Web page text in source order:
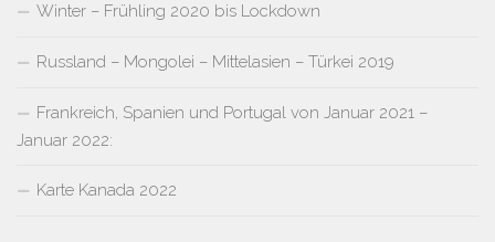
Winter – Frühling 2020 bis Lockdown
Russland – Mongolei – Mittelasien – Türkei 2019
Frankreich, Spanien und Portugal von Januar 2021 –
Januar 2022:
Karte Kanada 2022